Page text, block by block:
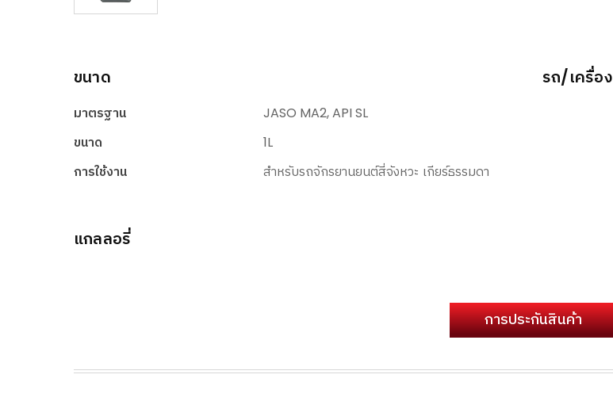
ขนาด
มาตรฐาน
JASO MA2, API SL
ขนาด
1L
การใช้งาน
สำหรับรถจักรยานยนต์สี่จังหวะ เกียร์ธรรมดา
รถ/เครื่อง
แกลลอรี่
การประกันสินค้า